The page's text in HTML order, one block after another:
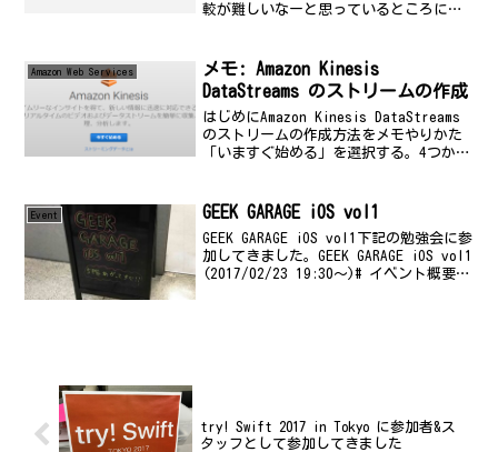
較が難しいなーと思っているところに、
ま触らせて貰う機会があったんですが、
最初の印象は「...
Amazon Web Services
メモ: Amazon Kinesis
DataStreams のストリームの作成
はじめにAmazon Kinesis DataStreams
のストリームの作成方法をメモやりかた
「いますぐ始める」を選択する。4つから
と指定する。同じ画面で初...
Event GEEK GARAGE iOS vol1
GEEK GARAGE iOS vol1下記の勉強会に参
加してきました。GEEK GARAGE iOS vol1
(2017/02/23 19:30〜)# イベント概要
try! Swift 2017 in Tokyo に参加者&ス
タッフとして参加してきました